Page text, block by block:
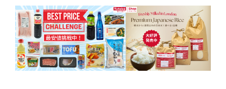
ッ
ト・
ポ
テ
ト